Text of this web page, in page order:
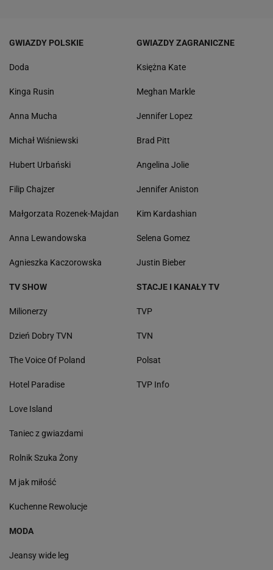
GWIAZDY POLSKIE
Doda
Kinga Rusin
Anna Mucha
Michał Wiśniewski
Hubert Urbański
Filip Chajzer
Małgorzata Rozenek-Majdan
Anna Lewandowska
Agnieszka Kaczorowska
GWIAZDY ZAGRANICZNE
Księżna Kate
Meghan Markle
Jennifer Lopez
Brad Pitt
Angelina Jolie
Jennifer Aniston
Kim Kardashian
Selena Gomez
Justin Bieber
TV SHOW
Milionerzy
Dzień Dobry TVN
The Voice Of Poland
Hotel Paradise
Love Island
Taniec z gwiazdami
Rolnik Szuka Żony
M jak miłość
Kuchenne Rewolucje
STACJE I KANAŁY TV
TVP
TVN
Polsat
TVP Info
MODA
Jeansy wide leg